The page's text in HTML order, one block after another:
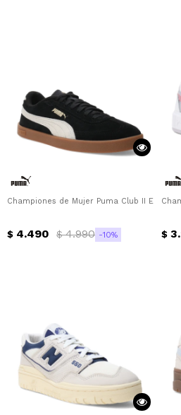
Championes de Mujer Puma Club II Era
$ 4.490 $ 4.990 10 $